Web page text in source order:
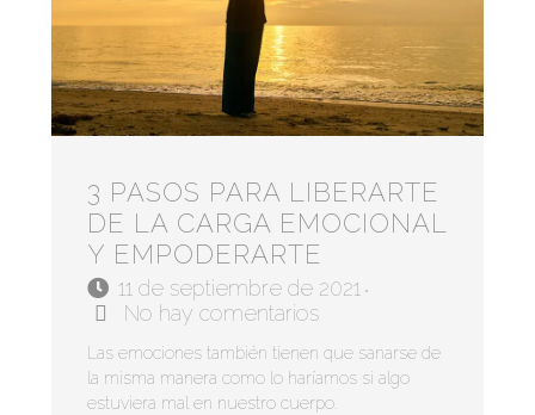
3 PASOS PARA LIBERARTE
DE LA CARGA EMOCIONAL
Y EMPODERARTE
11 de septiembre de 2021 •
No hay comentarios
Las emociones también tienen que sanarse de
la misma manera como lo haríamos si algo
estuviera mal en nuestro cuerpo.